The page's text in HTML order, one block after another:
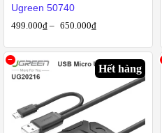
Ugreen 50740
499.000₫ – 650.000₫
Hết hàng